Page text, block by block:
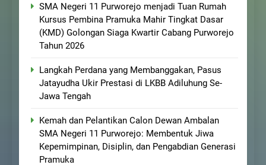
SMA Negeri 11 Purworejo menjadi Tuan Rumah
Kursus Pembina Pramuka Mahir Tingkat Dasar
(KMD) Golongan Siaga Kwartir Cabang Purworejo
Tahun 2026
Langkah Perdana yang Membanggakan, Pasus
Jatayudha Ukir Prestasi di LKBB Adiluhung Se-
Jawa Tengah
Kemah dan Pelantikan Calon Dewan Ambalan
SMA Negeri 11 Purworejo: Membentuk Jiwa
Kepemimpinan, Disiplin, dan Pengabdian Generasi
Pramuka